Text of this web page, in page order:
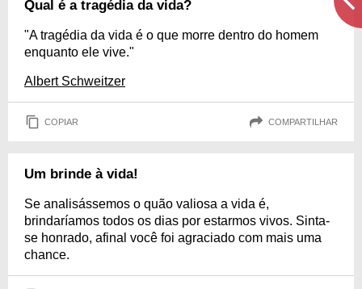
Qual é a tragédia da vida?
"A tragédia da vida é o que morre dentro do homem
enquanto ele vive."
Albert Schweitzer
COPIAR COMPARTILHAR
Um brinde à vida!
Se analisássemos o quão valiosa a vida é,
brindaríamos todos os dias por estarmos vivos. Sinta-
se honrado, afinal você foi agraciado com mais uma
chance.